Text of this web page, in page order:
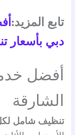
تابع المزيد:
دبي بأسعار
أفضل
الشارقة
تنظيف شامل